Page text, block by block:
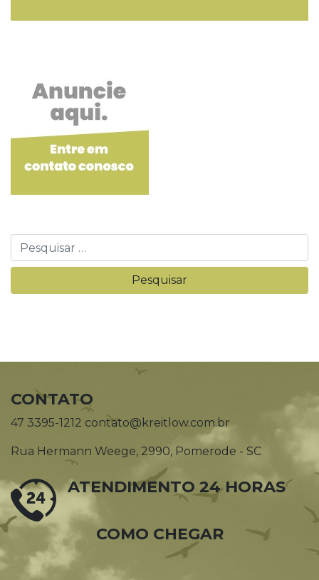
CONTATO
47 3395-1212 contato@kreitlow.com.br
Rua Hermann Weege, 2990, Pomerode - SC
ATENDIMENTO 24 HORAS
COMO CHEGAR